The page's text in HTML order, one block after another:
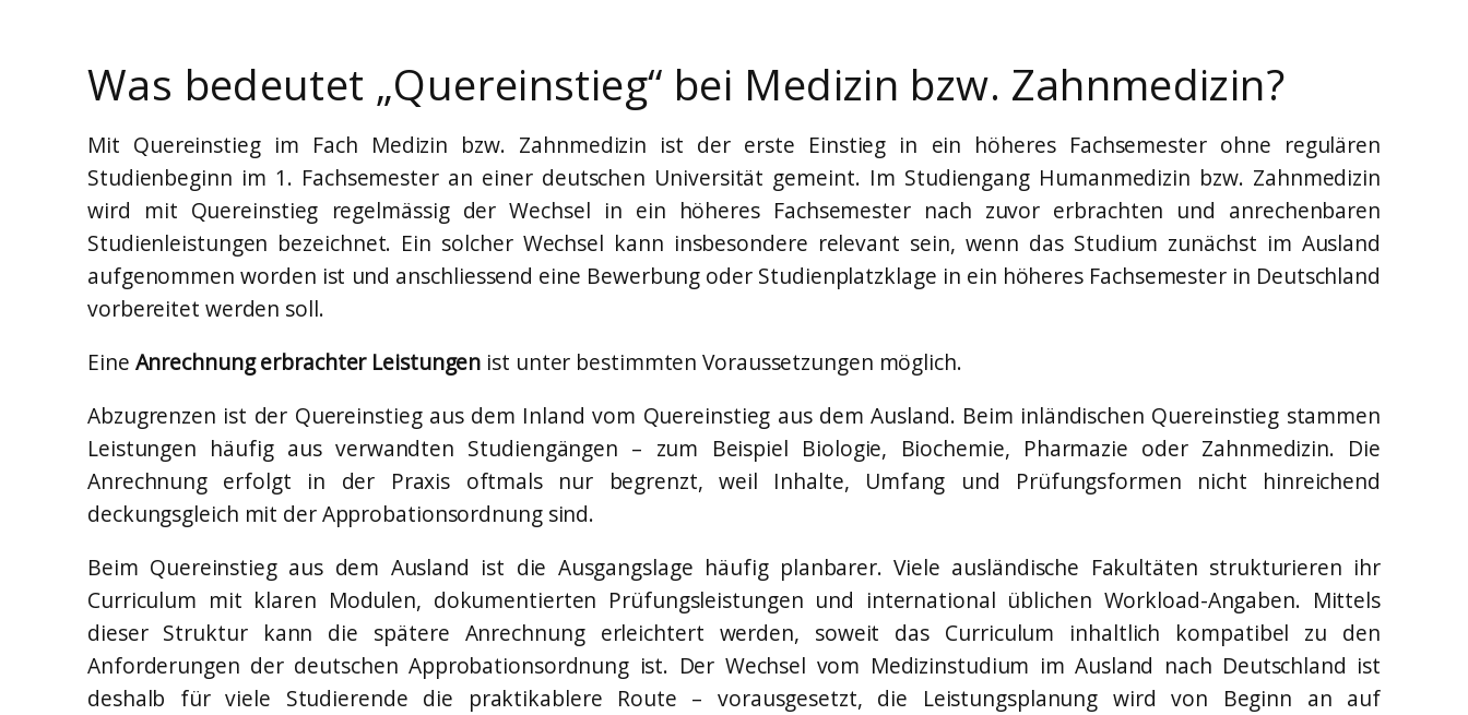
Was bedeutet „Quereinstieg“ bei Medizin bzw. Zahnmedizin?
Mit Quereinstieg im Fach Medizin bzw. Zahnmedizin ist der erste Einstieg in ein höheres Fachsemester ohne regulären
Studienbeginn im 1. Fachsemester an einer deutschen Universität gemeint. Im Studiengang Humanmedizin bzw. Zahnmedizin
wird mit Quereinstieg regelmässig der Wechsel in ein höheres Fachsemester nach zuvor erbrachten und anrechenbaren
Studienleistungen bezeichnet. Ein solcher Wechsel kann insbesondere relevant sein, wenn das Studium zunächst im Ausland
aufgenommen worden ist und anschliessend eine Bewerbung oder Studienplatzklage in ein höheres Fachsemester in Deutschland
vorbereitet werden soll.
Eine Anrechnung erbrachter Leistungen ist unter bestimmten Voraussetzungen möglich.
Abzugrenzen ist der Quereinstieg aus dem Inland vom Quereinstieg aus dem Ausland. Beim inländischen Quereinstieg stammen
Leistungen häufig aus verwandten Studiengängen – zum Beispiel Biologie, Biochemie, Pharmazie oder Zahnmedizin. Die
Anrechnung erfolgt in der Praxis oftmals nur begrenzt, weil Inhalte, Umfang und Prüfungsformen nicht hinreichend
deckungsgleich mit der Approbationsordnung sind.
Beim Quereinstieg aus dem Ausland ist die Ausgangslage häufig planbarer. Viele ausländische Fakultäten strukturieren ihr
Curriculum mit klaren Modulen, dokumentierten Prüfungsleistungen und international üblichen Workload-Angaben. Mittels
dieser Struktur kann die spätere Anrechnung erleichtert werden, soweit das Curriculum inhaltlich kompatibel zu den
Anforderungen der deutschen Approbationsordnung ist. Der Wechsel vom Medizinstudium im Ausland nach Deutschland ist
deshalb für viele Studierende die praktikablere Route – vorausgesetzt, die Leistungsplanung wird von Beginn an auf